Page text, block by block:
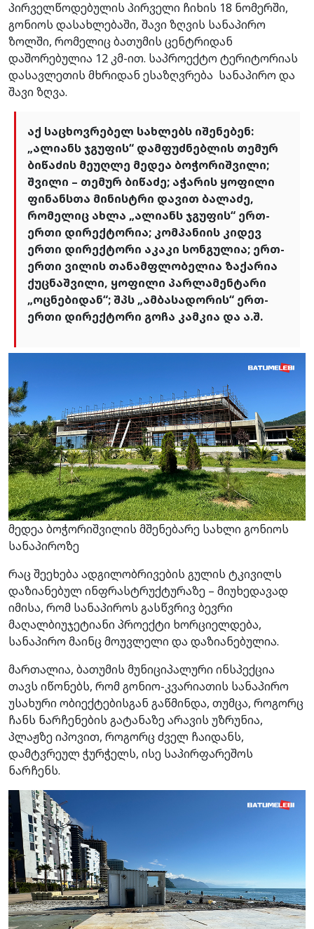
პირველწოდებულის პირველი ჩიხის 18 ნომერში,
გონიოს დასახლებაში, შავი ზღვის სანაპირო
ზოლში, რომელიც ბათუმის ცენტრიდან
დაშორებულია 12 კმ-ით. საპროექტო ტერიტორიას
დასავლეთის მხრიდან ესაზღვრება სანაპირო და
შავი ზღვა.
აქ საცხოვრებელ სახლებს იშენებენ:
„ალიანს ჯგუფის“ დამფუძნებლის თემურ
ბიწაძის მეუღლე მედეა ბოჭორიშვილი;
შვილი – თემურ ბიწაძე; აჭარის ყოფილი
ფინანსთა მინისტრი დავით ბალაძე,
რომელიც ახლა „ალიანს ჯგუფის“ ერთ-
ერთი დირექტორია; კომპანიის კიდევ
ერთი დირექტორი აკაკი სონგულია; ერთ-
ერთი ვილის თანამფლობელია ზაქარია
ქუცნაშვილი, ყოფილი პარლამენტარი
„ოცნებიდან“; შპს „ამბასადორის“ ერთ-
ერთი დირექტორი გოჩა კამკია და ა.შ.
მედეა ბოჭორიშვილის მშენებარე სახლი გონიოს
სანაპიროზე
რაც შეეხება ადგილობრივების გულის ტკივილს
დაზიანებულ ინფრასტრუქტურაზე – მიუხედავად
იმისა, რომ სანაპიროს გასწვრივ ბევრი
მაღალბიუჯეტიანი პროექტი ხორციელდება,
სანაპირო მაინც მოუვლელი და დაზიანებულია.
მართალია, ბათუმის მუნიციპალური ინსპექცია
თავს იწონებს, რომ გონიო-კვარიათის სანაპირო
უსახური ობიექტებისგან გაწმინდა, თუმცა, როგორც
ჩანს ნარჩენების გატანაზე არავის უზრუნია,
პლაჟზე იპოვით, როგორც ძველ ჩაიდანს,
დამტვრეულ ჭურჭელს, ისე საპირფარეშოს
ნარჩენს.